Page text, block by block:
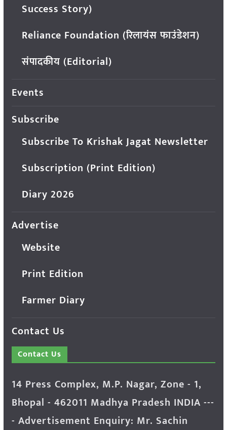
Success Story)
Reliance Foundation (रिलायंस फाउंडेशन)
संपादकीय (Editorial)
Events
Subscribe
Subscribe To Krishak Jagat Newsletter
Subscription (Print Edition)
Diary 2026
Advertise
Website
Print Edition
Farmer Diary
Contact Us
Contact Us
14 Press Complex, M.P. Nagar, Zone - 1,
Bhopal - 462011 Madhya Pradesh INDIA ---
- Advertisement Enquiry: Mr. Sachin